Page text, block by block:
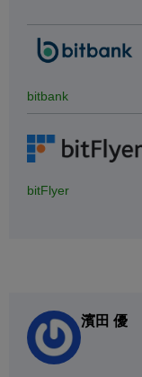
bitbank
bitFlyer
濱田 優